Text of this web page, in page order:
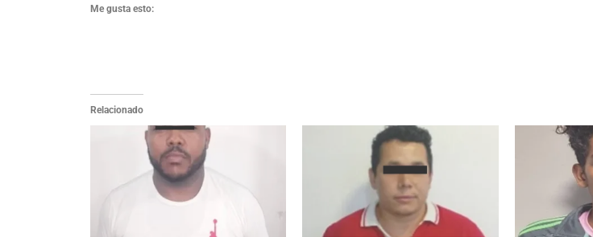
Me gusta esto:
Relacionado